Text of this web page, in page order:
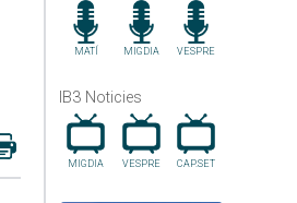
MATÍ MIGDIA VESPRE
IB3 Noticies
MIGDIA VESPRE CAP.SET